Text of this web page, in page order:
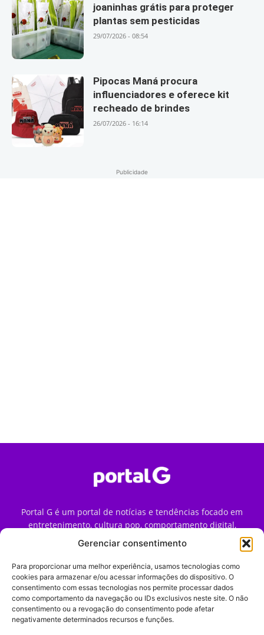
Gerenciar consentimento
Para proporcionar uma melhor experiência, usamos tecnologias como
cookies para armazenar e/ou acessar informações do dispositivo. O
consentimento com essas tecnologias nos permite processar dados
como comportamento da navegação ou IDs exclusivos neste site. O não
consentimento ou a revogação do consentimento pode afetar
negativamente determinados recursos e funções.
joaninhas grátis para proteger
plantas sem pesticidas
29/07/2026 - 08:54
Pipocas Maná procura
influenciadores e oferece kit
recheado de brindes
26/07/2026 - 16:14
Publicidade
Portal G é um portal de notícias e tendências focado em
entretenimento, cultura pop, comportamento digital,
streaming, games e iniciativas de marca que impactam a
forma como o público vive e consome internet no Brasil.
Contato:contato@portalg.com.br